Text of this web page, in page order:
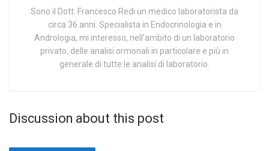
Sono il Dott. Francesco Redi un medico laboratorista da
circa 36 anni. Specialista in Endocrinologia e in
Andrologia, mi interesso, nell’ambito di un laboratorio
privato, delle analisi ormonali in particolare e più in
generale di tutte le analisi di laboratorio.
Discussion about this post